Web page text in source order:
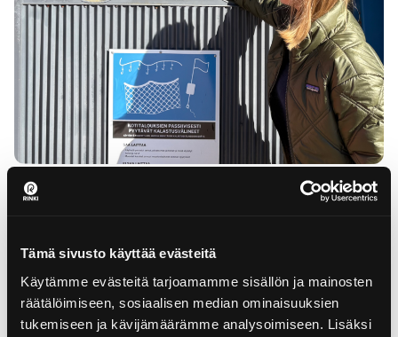
Tämä sivusto käyttää evästeitä
Käytämme evästeitä tarjoamamme sisällön ja mainosten
räätälöimiseen, sosiaalisen median ominaisuuksien
tukemiseen ja kävijämäärämme analysoimiseen. Lisäksi
01.04.2025
Harrastekalastajat voivat laittaa nyt käytöstä poistetut
muovia sisältävät kalaverkot, merrat ja katiskat kiertoon....